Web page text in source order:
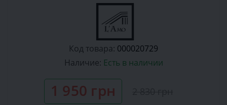
Код товара: 000020729
Наличие: Есть в наличии
1 950 грн